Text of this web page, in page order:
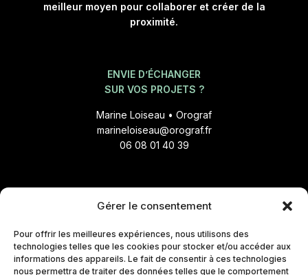
Gérer le consentement
Pour offrir les meilleures expériences, nous utilisons des
technologies telles que les cookies pour stocker et/ou accéder aux
informations des appareils. Le fait de consentir à ces technologies
nous permettra de traiter des données telles que le comportement
meilleur moyen pour collaborer et créer de la
proximité.
ENVIE D’ÉCHANGER
SUR VOS PROJETS ?
Marine Loiseau • Orograf
marineloiseau@orograf.fr
06 08 01 40 39
outils gratuits :
Un message à chaque
changement de saison !